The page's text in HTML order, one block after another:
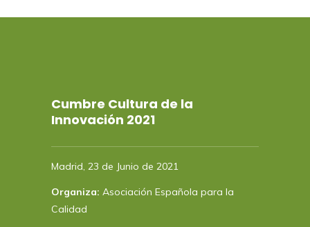
Cumbre Cultura de la
Innovación 2021
Madrid, 23 de Junio de 2021
Organiza: Asociación Española para la
Calidad